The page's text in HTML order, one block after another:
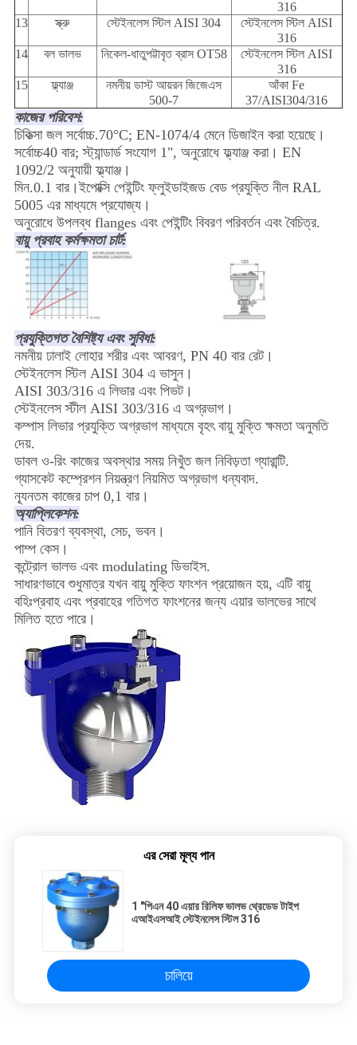
316
13
স্ক্রু স্টেইনলেস স্টিল AISI 304
স্টেইনলেস স্টিল AISI
316
14
বল ভালভ নিকেল-ধাতুপট্টাবৃত ব্রাস OT58
স্টেইনলেস স্টিল AISI
316
15
ফ্ল্যাঞ্জ
নমনীয় ডাস্ট আয়রন জিজেএস
500-7
আঁকা Fe
37/AISI304/316
কাজের পরিবেশ:
চিকিত্সা জল সর্বোচ্চ.70°C; EN-1074/4 মেনে ডিজাইন করা হয়েছে।
সর্বোচ্চ40 বার; স্ট্যান্ডার্ড সংযোগ 1", অনুরোধে ফ্ল্যাঞ্জ করা। EN
1092/2 অনুযায়ী ফ্ল্যাঞ্জ।
মিন.0.1 বার।ইপোক্সি পেইন্টিং ফ্লুইডাইজড বেড প্রযুক্তি নীল RAL
5005 এর মাধ্যমে প্রযোজ্য।
অনুরোধে উপলব্ধ flanges এবং পেইন্টিং বিবরণ পরিবর্তন এবং বৈচিত্র.
বায়ু প্রবাহ কর্মক্ষমতা চার্ট:
প্রযুক্তিগত বৈশিষ্ট্য এবং সুবিধা:
নমনীয় ঢালাই লোহার শরীর এবং আবরণ, PN 40 বার রেট।
স্টেইনলেস স্টিল AISI 304 এ ভাসুন।
AISI 303/316 এ লিভার এবং পিভট।
স্টেইনলেস স্টীল AISI 303/316 এ অগ্রভাগ।
কম্পাস লিভার প্রযুক্তি অগ্রভাগ মাধ্যমে বৃহৎ বায়ু মুক্তি ক্ষমতা অনুমতি
দেয়.
ডাবল ও-রিং কাজের অবস্থার সময় নিখুঁত জল নিবিড়তা গ্যারান্টি.
গ্যাসকেট কম্প্রেশন নিয়ন্ত্রণ নিয়মিত অগ্রভাগ ধন্যবাদ.
ন্যূনতম কাজের চাপ 0,1 বার।
অ্যাপ্লিকেশন:
পানি বিতরণ ব্যবস্থা, সেচ, ভবন।
পাম্প কেস।
কন্ট্রোল ভালভ এবং modulating ডিভাইস.
সাধারণভাবে শুধুমাত্র যখন বায়ু মুক্তি ফাংশন প্রয়োজন হয়, এটি বায়ু
বহিঃপ্রবাহ এবং প্রবাহের গতিগত ফাংশনের জন্য এয়ার ভালভের সাথে
মিলিত হতে পারে।
এর সেরা মূল্য পান
1 "পিএন 40 এয়ার রিলিফ ভালভ থ্রেডেড টাইপ
এআইএসআই স্টেইনলেস স্টিল 316
চালিয়ে